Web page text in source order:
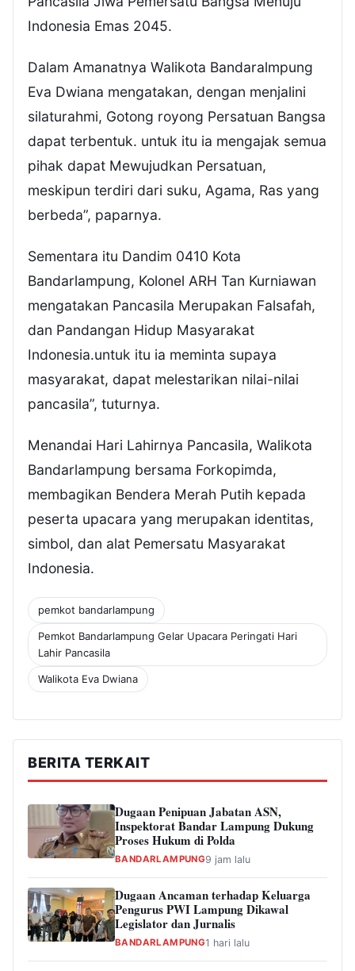
Indonesia Emas 2045.
Dalam Amanatnya Walikota Bandaralmpung
Eva Dwiana mengatakan, dengan menjalini
silaturahmi, Gotong royong Persatuan Bangsa
dapat terbentuk. untuk itu ia mengajak semua
pihak dapat Mewujudkan Persatuan,
meskipun terdiri dari suku, Agama, Ras yang
berbeda”, paparnya.
Sementara itu Dandim 0410 Kota
Bandarlampung, Kolonel ARH Tan Kurniawan
mengatakan Pancasila Merupakan Falsafah,
dan Pandangan Hidup Masyarakat
Indonesia.untuk itu ia meminta supaya
masyarakat, dapat melestarikan nilai-nilai
pancasila”, tuturnya.
Menandai Hari Lahirnya Pancasila, Walikota
Bandarlampung bersama Forkopimda,
membagikan Bendera Merah Putih kepada
peserta upacara yang merupakan identitas,
simbol, dan alat Pemersatu Masyarakat
Indonesia.
pemkot bandarlampung
Pemkot Bandarlampung Gelar Upacara Peringati Hari
Lahir Pancasila
Walikota Eva Dwiana
BERITA TERKAIT
Dugaan Penipuan Jabatan ASN,
Inspektorat Bandar Lampung Dukung
Proses Hukum di Polda
BANDARLAMPUNG9 jam lalu
Dugaan Ancaman terhadap Keluarga
Pengurus PWI Lampung Dikawal
Legislator dan Jurnalis
BANDARLAMPUNG1 hari lalu